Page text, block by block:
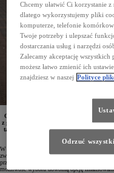
Od stycznia do czerwca 2024 roku
z gwarancją za pośrednictwem programu
takich samochodów, co daje 30-
W ramach oferty Toyota Pewne Auto
zweryfikowanym stanie technicznym.
przeszły wnikliwy przegląd. Wszystkie
możliwość wyboru dowolną opcję
Chcemy ułatwić Ci korzystanie z
dlatego wykorzystujemy pliki
komputerze, telefonie
Twoje potrzeby i ulepszać
dostarczania usług i narzędzi
Zalecamy akceptację
możesz łatwo zmienić ich
znajdziesz w naszej Polityce
Odrzuć